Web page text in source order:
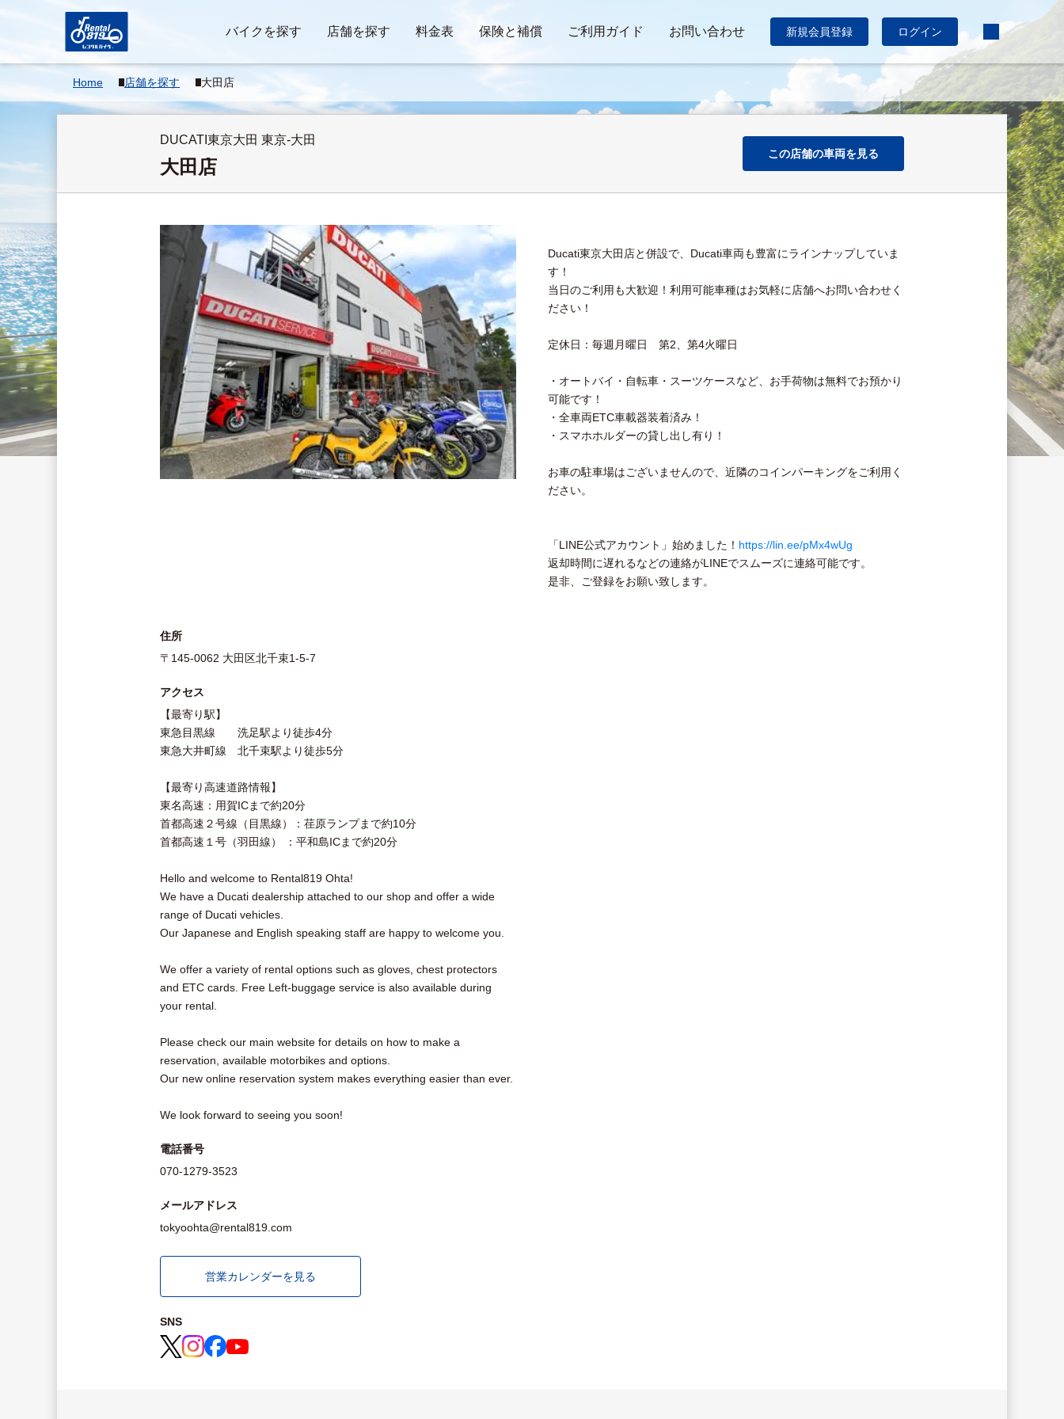
バイクを探す 店舗を探す 料金表 保険と補償 ご利用ガイド お問い合わせ 新規会員登録 ログイン
Home 店舗を探す 大田店
DUCATI東京大田 東京-大田
大田店
この店舗の車両を見る
Ducati東京大田店と併設で、Ducati車両も豊富にラインナップしていま
す！
当日のご利用も大歓迎！利用可能車種はお気軽に店舗へお問い合わせく
ださい！
定休日：毎週月曜日 第2、第4火曜日
・オートバイ・自転車・スーツケースなど、お手荷物は無料でお預かり
可能です！
・全車両ETC車載器装着済み！
・スマホホルダーの貸し出し有り！
お車の駐車場はございませんので、近隣のコインパーキングをご利用く
ださい。
「LINE公式アカウント」始めました！ https://lin.ee/pMx4wUg
返却時間に遅れるなどの連絡がLINEでスムーズに連絡可能です。
是非、ご登録をお願い致します。
住所
〒145-0062 大田区北千束1-5-7
アクセス
【最寄り駅】
東急目黒線 洗足駅より徒歩4分
東急大井町線 北千束駅より徒歩5分
【最寄り高速道路情報】
東名高速：用賀ICまで約20分
首都高速２号線（目黒線）：荏原ランプまで約10分
首都高速１号（羽田線） ：平和島ICまで約20分
Hello and welcome to Rental819 Ohta!
We have a Ducati dealership attached to our shop and offer a wide
range of Ducati vehicles.
Our Japanese and English speaking staff are happy to welcome you.
We offer a variety of rental options such as gloves, chest protectors
and ETC cards. Free Left-buggage service is also available during
your rental.
Please check our main website for details on how to make a
reservation, available motorbikes and options.
Our new online reservation system makes everything easier than ever.
We look forward to seeing you soon!
電話番号
070-1279-3523
メールアドレス
tokyoohta@rental819.com
営業カレンダーを見る
SNS